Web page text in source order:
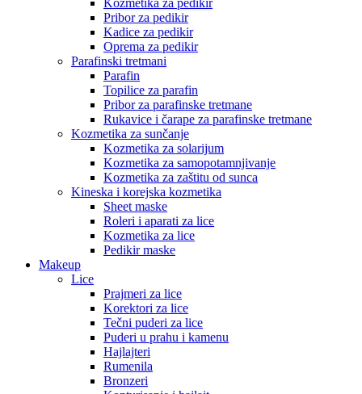
Pribor za pedikir
Kadice za pedikir
Oprema za pedikir
Parafinski tretmani
Parafin
Topilice za parafin
Pribor za parafinske tretmane
Rukavice i čarape za parafinske tretmane
Kozmetika za sunčanje
Kozmetika za solarijum
Kozmetika za samopotamnjivanje
Kozmetika za zaštitu od sunca
Kineska i korejska kozmetika
Sheet maske
Roleri i aparati za lice
Kozmetika za lice
Pedikir maske
Makeup
Lice
Prajmeri za lice
Korektori za lice
Tečni puderi za lice
Puderi u prahu i kamenu
Hajlajteri
Rumenila
Bronzeri